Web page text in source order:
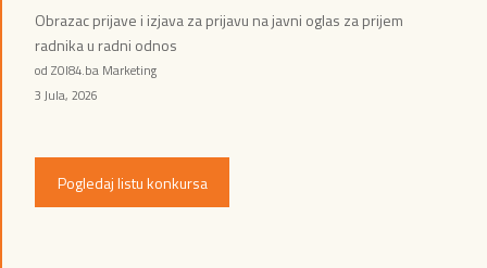
Obrazac prijave i izjava za prijavu na javni oglas za prijem
radnika u radni odnos
od ZOI84.ba Marketing
3 Jula, 2026
Pogledaj listu konkursa